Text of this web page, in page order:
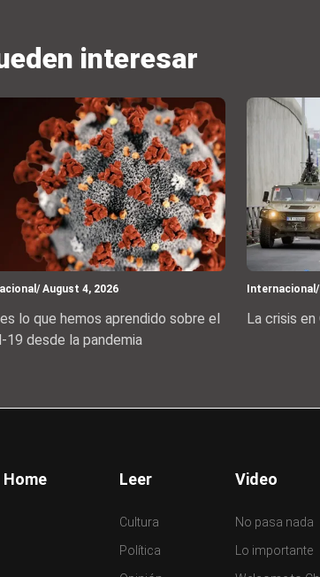
interesar
/ August 4, 2026
lo que hemos aprendido sobre el
19 desde la pandemia
Internacional
La crisis en
Home Leer
Cultura
Política
Video
No pasa nada
Lo importante